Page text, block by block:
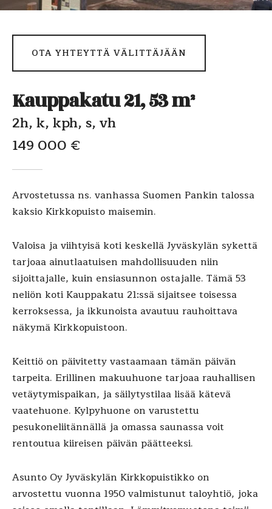
OTA YHTEYTTÄ VÄLITTÄJÄÄN
Kauppakatu 21, 53 m²
2h, k, kph, s, vh
149 000 €
Arvostetussa ns. vanhassa Suomen Pankin talossa
kaksio Kirkkopuisto maisemin.
Valoisa ja viihtyisä koti keskellä Jyväskylän sykettä
tarjoaa ainutlaatuisen mahdollisuuden niin
sijoittajalle, kuin ensiasunnon ostajalle. Tämä 53
neliön koti Kauppakatu 21:ssä sijaitsee toisessa
kerroksessa, ja ikkunoista avautuu rauhoittava
näkymä Kirkkopuistoon.
Keittiö on päivitetty vastaamaan tämän päivän
tarpeita. Erillinen makuuhuone tarjoaa rauhallisen
vetäytymispaikan, ja säilytystilaa lisää kätevä
vaatehuone. Kylpyhuone on varustettu
pesukoneliitännällä ja omassa saunassa voit
rentoutua kiireisen päivän päätteeksi.
Asunto Oy Jyväskylän Kirkkopuistikko on
arvostettu vuonna 1950 valmistunut taloyhtiö, joka